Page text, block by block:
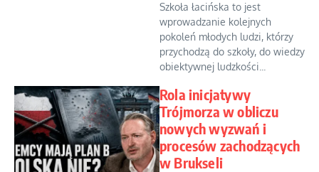
Szkoła łacińska to jest
wprowadzanie kolejnych
pokoleń młodych ludzi, którzy
przychodzą do szkoły, do wiedzy
obiektywnej ludzkości...
Rola inicjatywy
Trójmorza w obliczu
nowych wyzwań i
procesów zachodzących
w Brukseli